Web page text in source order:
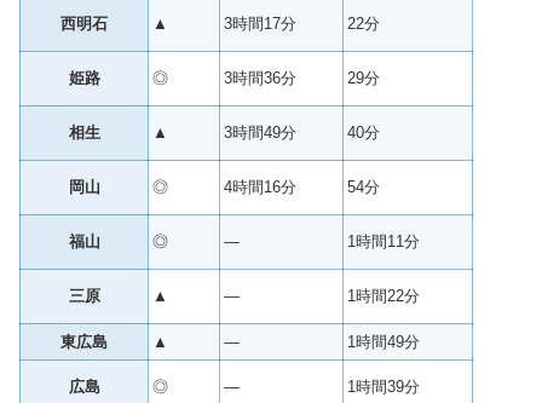
西明石 ▲ 3時間17分 22分
姫路 ◎ 3時間36分 29分
相生 ▲ 3時間49分 40分
岡山 ◎ 4時間16分 54分
福山 ◎ — 1時間11分
三原 ▲ — 1時間22分
東広島 ▲ — 1時間49分
広島 ◎ — 1時間39分